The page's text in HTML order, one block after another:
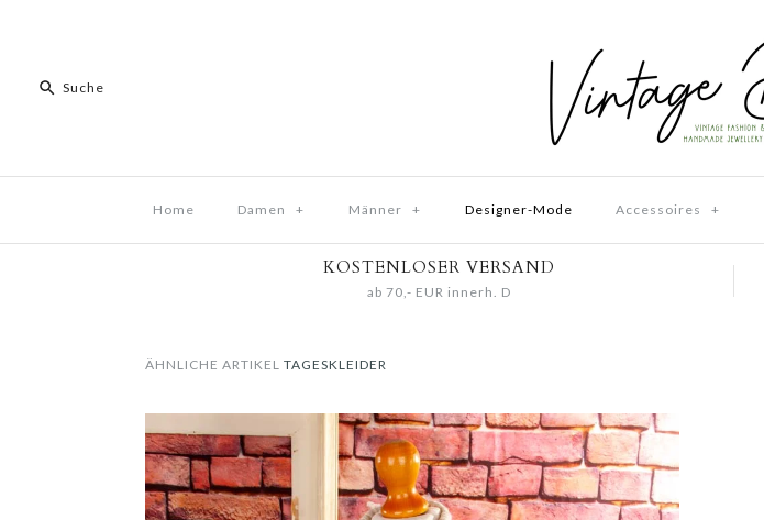
Home Damen + Männer + Designer-Mode Accessoires +
KOSTENLOSER VERSAND
ab 70,- EUR innerh. D
ÄHNLICHE ARTIKEL TAGESKLEIDER